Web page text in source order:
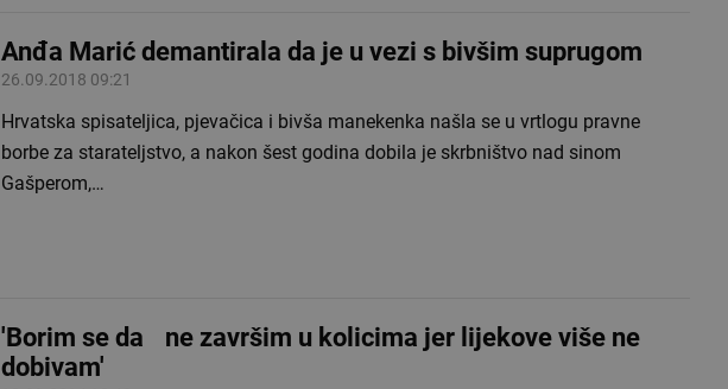
Anđa Marić demantirala da je u vezi s bivšim suprugom
26.09.2018 09:21
Hrvatska spisateljica, pjevačica i bivša manekenka našla se u vrtlogu pravne
borbe za starateljstvo, a nakon šest godina dobila je skrbništvo nad sinom
Gašperom,…
'Borim se da ne završim u kolicima jer lijekove više ne
dobivam'